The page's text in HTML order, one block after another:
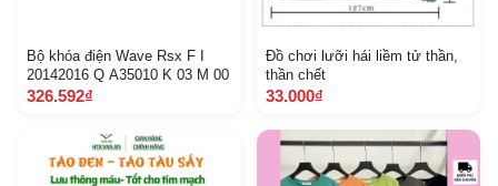
Bộ khóa điện Wave Rsx F I
20142016 Q A35010 K 03 M 00
326.592₫
Đồ chơi lưỡi hái liềm tử thần,
thần chết
33.000₫